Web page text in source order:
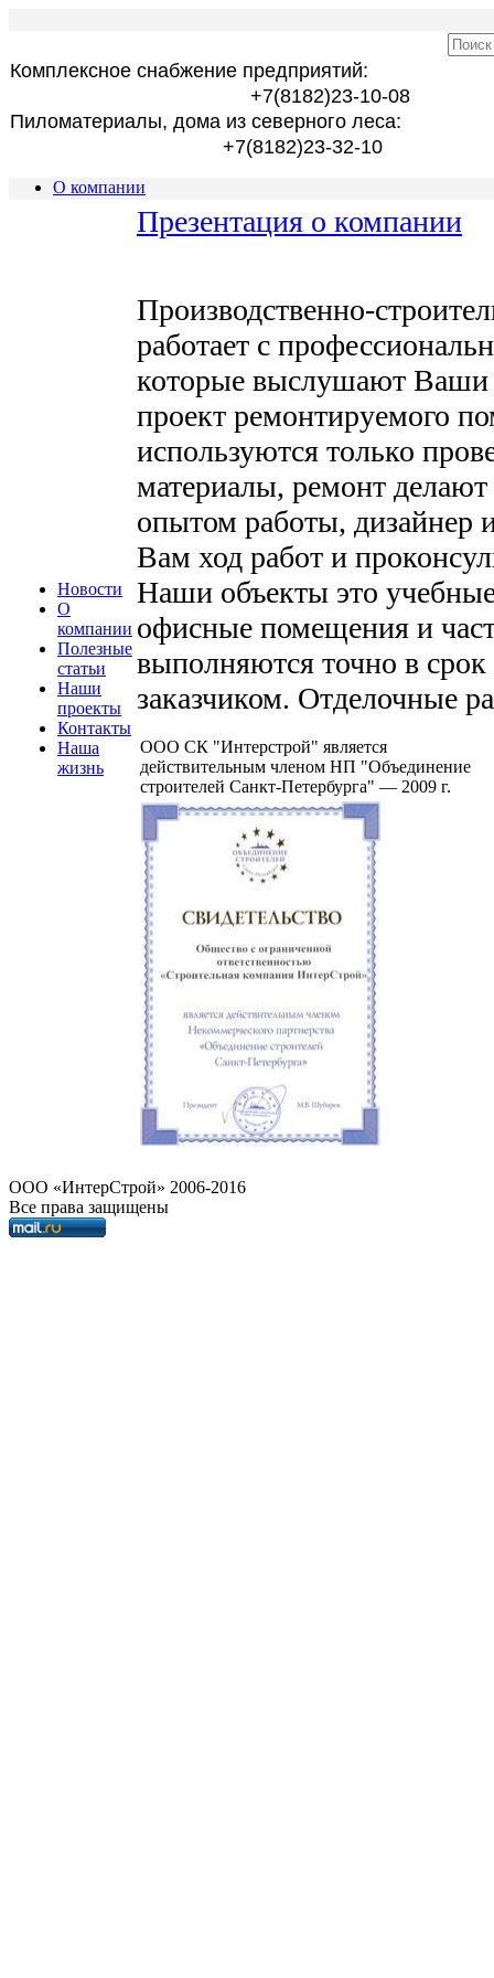
Комплексное снабжение предприятий:
+7(8182)23-10-08
Пиломатериалы, дома из северного леса:
+7(8182)23-32-10
О компании
Новости
О
компании
Полезные
статьи
Наши
проекты
Контакты
Наша
жизнь
Презентация о компании
Производственно-
работает с
которые выслушают Ваши
проект ремонтируемого
используются только
материалы, ремонт
опытом работы, дизайнер
Вам ход работ и
Наши объекты это
офисные помещения и
выполняются точно в
заказчиком. Отделочные
ООО СК "Интерстрой" является
действительным членом НП "Объединение
строителей Санкт-Петербурга" — 2009 г.
OOO «ИнтерСтрой» 2006-2016
Все права защищены